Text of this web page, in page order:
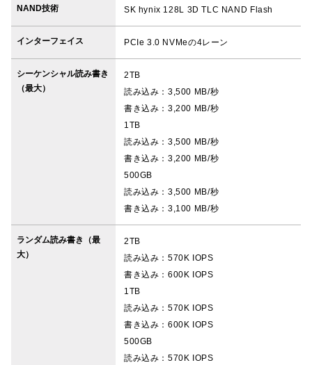
NAND技術 SK hynix 128L 3D TLC NAND Flash
インターフェイス PCIe 3.0 NVMeの4レーン
シーケンシャル読み書き
（最⼤）
2TB
読み込み：3,500 MB/秒
書き込み：3,200 MB/秒
1TB
読み込み：3,500 MB/秒
書き込み：3,200 MB/秒
500GB
読み込み：3,500 MB/秒
書き込み：3,100 MB/秒
ランダム読み書き（最
⼤）
2TB
読み込み：570K IOPS
書き込み：600K IOPS
1TB
読み込み：570K IOPS
書き込み：600K IOPS
500GB
読み込み：570K IOPS